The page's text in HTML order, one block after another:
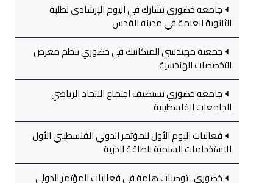
جامعة خضوري تشارك في اليوم الإرشادي لطلبة
الثانوية العامة في مدينة القدس
جمعية مهندسي الميكانيك في خضوري تنظم معرض
التخصصات الهندسية
جامعة خضوري تستضيف اجتماع الاتحاد الرياضي
للجامعات الفلسطينية
فعاليات اليوم الأول للمؤتمر الدولي الفلسطيني الأول
للاستخدامات السلمية للطاقة الذرية
خضوري.. توصيات هامة في فعاليات المؤتمر الدولي